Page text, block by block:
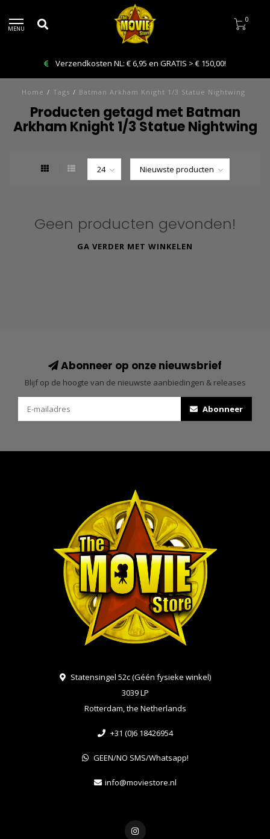
MENU
0
Verzendkosten NL: € 6,95 en GRATIS > € 150,00!
Home / Tags / Batman Arkham Knight 1/3 Statue Nightwing
Producten getagd met Batman
Arkham Knight 1/3 Statue Nightwing
Geen producten gevonden!
GA VERDER MET WINKELEN
Abonneer op onze nieuwsbrief
Blijf op de hoogte van de nieuwste aanbiedingen & releases
Abonneer
Statensingel 52c (Géén fysieke winkel)
3039 LP
Rotterdam, the Netherlands
+31 (0)6 18426954
GEEN/NO SMS/Whatsapp!
info@moviestore.nl